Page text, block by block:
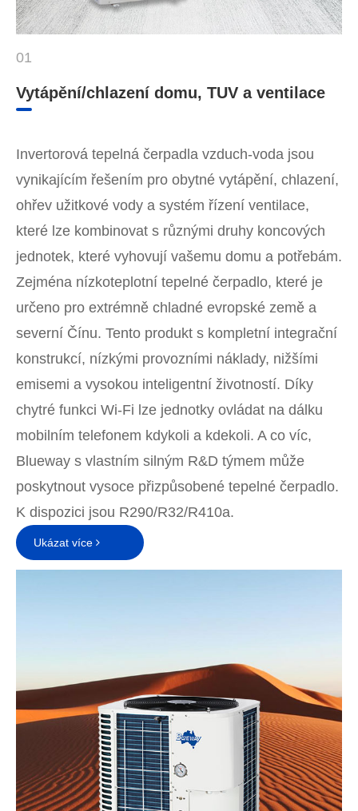
01
Vytápění/chlazení domu, TUV a ventilace
Invertorová tepelná čerpadla vzduch-voda jsou
vynikajícím řešením pro obytné vytápění, chlazení,
ohřev užitkové vody a systém řízení ventilace,
které lze kombinovat s různými druhy koncových
jednotek, které vyhovují vašemu domu a potřebám.
Zejména nízkoteplotní tepelné čerpadlo, které je
určeno pro extrémně chladné evropské země a
severní Čínu. Tento produkt s kompletní integrační
konstrukcí, nízkými provozními náklady, nižšími
emisemi a vysokou inteligentní životností. Díky
chytré funkci Wi-Fi lze jednotky ovládat na dálku
mobilním telefonem kdykoli a kdekoli. A co víc,
Blueway s vlastním silným R&D týmem může
poskytnout vysoce přizpůsobené tepelné čerpadlo.
K dispozici jsou R290/R32/R410a.
Ukázat více